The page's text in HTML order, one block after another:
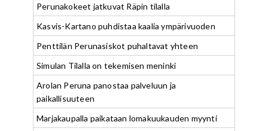
Perunakokeet jatkuvat Räpin tilalla
Kasvis-Kartano puhdistaa kaalia ympärivuoden
Penttilän Perunasiskot puhaltavat yhteen
Simulan Tilalla on tekemisen meninki
Arolan Peruna panostaa palveluun ja
paikallisuuteen
Marjakaupalla paikataan lomakuukauden myynti